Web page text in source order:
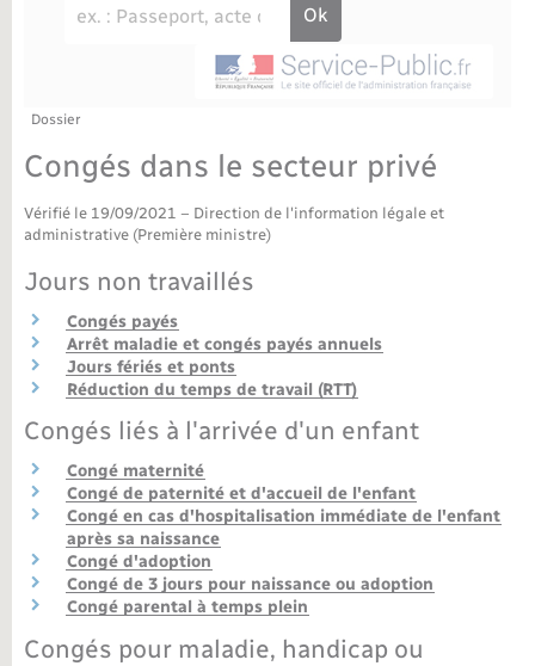
Recensement militaire
Concessions funéraires
Info jeunes
Saison culturelle
Bibliothèques
Sport
Tourisme
Nouvel habitant
Nouvelle activité
Bornes de recharge électrique
Travaux - Autorisation d’occupation de l’espace
Agenda
Budget
La Communauté de communes
Plan interactif
Dossier
Congés dans le secteur privé
Vérifié le 19/09/2021 – Direction de l'information légale et
administrative (Première ministre)
Jours non travaillés
Congés payés
Arrêt maladie et congés payés annuels
Jours fériés et ponts
Réduction du temps de travail (RTT)
Congés liés à l'arrivée d'un enfant
Congé maternité
Congé de paternité et d'accueil de l'enfant
Congé en cas d'hospitalisation immédiate de l'enfant
après sa naissance
Congé d'adoption
Congé de 3 jours pour naissance ou adoption
Congé parental à temps plein
Congés pour maladie, handicap ou